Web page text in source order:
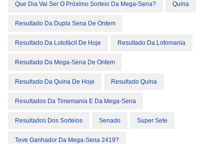
Que Dia Vai Ser O Próximo Sorteio Da Mega-Sena? Quina
Resultado Da Dupla Sena De Ontem
Resultado Da Lotofácil De Hoje Resultado Da Lotomania
Resultado Da Mega-Sena De Ontem
Resultado Da Quina De Hoje Resultado Quina
Resultados Da Timemania E Da Mega-Sena
Resultados Dos Sorteios Senado Super Sete
Teve Ganhador Da Mega-Sena 2419?